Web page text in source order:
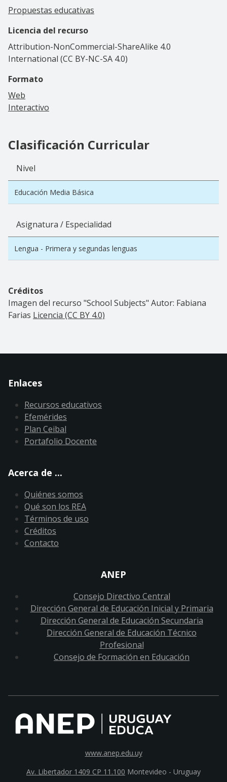
Propuestas educativas
Licencia del recurso
Attribution-NonCommercial-ShareAlike 4.0
International (CC BY-NC-SA 4.0)
Formato
Web
Interactivo
Clasificación Curricular
Nivel
Educación Media Básica
Asignatura / Especialidad
Lengua - Primera y segundas lenguas
Créditos
Imagen del recurso "School Subjects" Autor: Fabiana
Farias Licencia (CC BY 4.0)
Enlaces
Recursos educativos
Efemérides
Plan Ceibal
Portafolio Docente
Acerca de ...
Quiénes somos
Qué son los REA
Términos de uso
Créditos
Contacto
ANEP
Consejo Directivo Central
Dirección General de Educación Inicial y Primaria
Dirección General de Educación Secundaria
Dirección General de Educación Técnico
Profesional
Consejo de Formación en Educación
www.anep.edu.uy
Av. Libertador 1409 CP 11.100 Montevideo - Uruguay